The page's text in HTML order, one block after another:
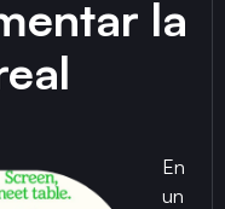
la
En
un